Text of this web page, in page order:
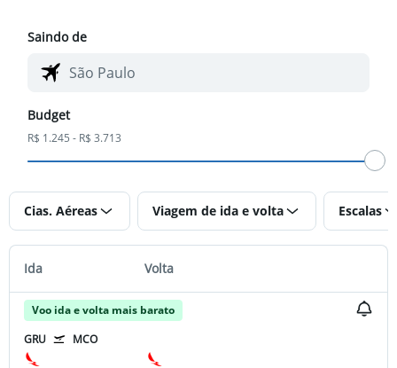
Saindo de
Budget
R$ 1.245 - R$ 3.713
Cias. Aéreas Viagem de ida e volta Escalas
Ida Volta
Voo ida e volta mais barato
GRU
MCO